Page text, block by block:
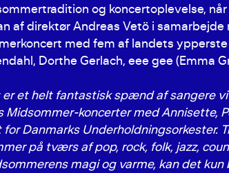
og koncertoplevelse,
af direktør Andreas Vetö i
med fem af landets
Dorthe Gerlach, eee gee (Emma
er et helt fantastisk spænd af sangere
Midsommer-koncerter med Annisette,
for Danmarks Underholdningsorkester.
på tværs af pop, rock, folk, jazz,
magi og varme, kan det